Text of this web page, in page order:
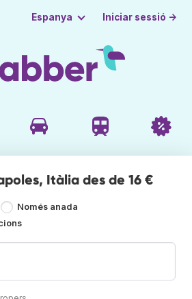
Espanya Iniciar sessió →
Itàlia des de 16 €
Només anada